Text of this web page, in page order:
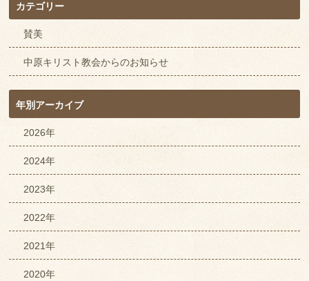
カテゴリー
賛美
中原キリスト教会からのお知らせ
年別アーカイブ
2026年
2024年
2023年
2022年
2021年
2020年